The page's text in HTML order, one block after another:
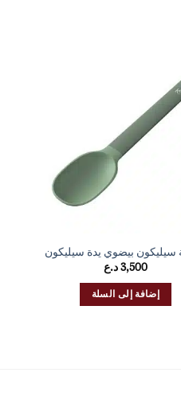
سيليكون بيضوي يدة سيليكون
3,500د.ع
إضافة إلى السلة